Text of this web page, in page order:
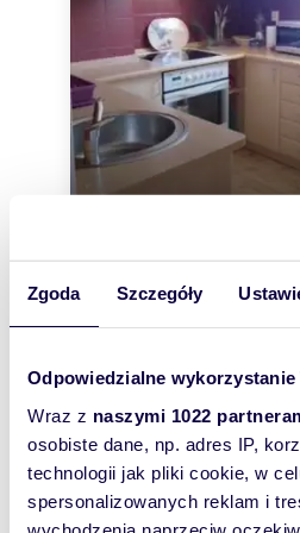
Zgoda Szczegóły
Odpowiedzialne wykorzystanie
Wraz z naszymi 1022
osobiste dane, np. adres IP,
technologii jak pliki cookie, w
spersonalizowanych reklam i